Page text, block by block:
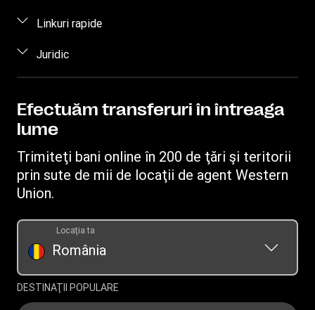
Întrebări frecvente
Linkuri rapide
Conectare / Înregistrare
Deveniţi agent
Urmăriţi un transfer
Juridic
Declaraţie de confidenţialitate
Termeni şi condiţii
Efectuăm transferuri în întreaga
lume
Trimiteţi bani online în 200 de ţări şi teritorii
prin sute de mii de locaţii de agent Western
Union.
România
Locaţia ta
DESTINAŢII POPULARE